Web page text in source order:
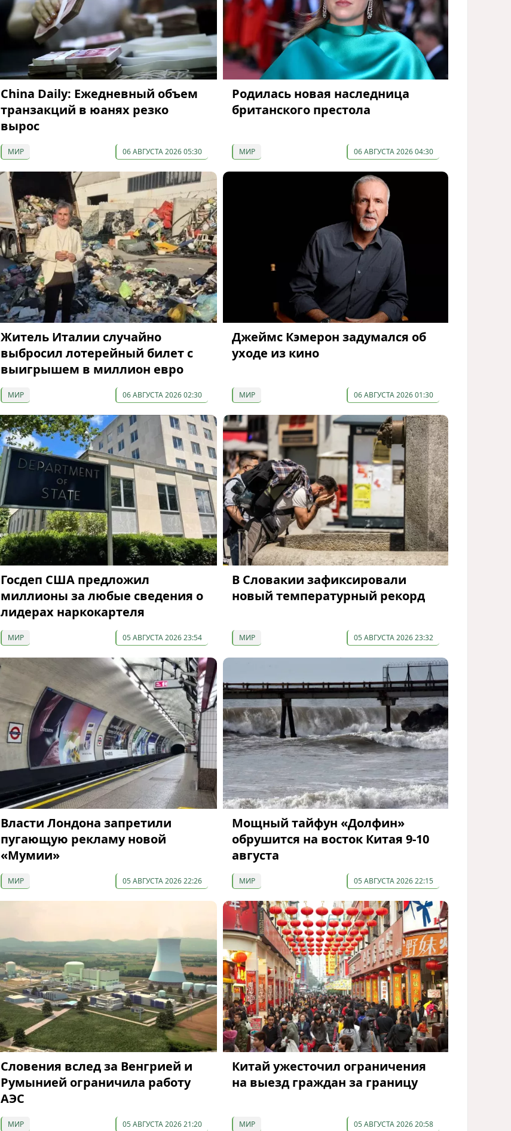
СТАТЬЯ МАТАНАТ НАСИБОВОЙ
1549 05 Августа 2026 08:26
China Daily: Ежедневный объем
транзакций в юанях резко
вырос
МИР 06 АВГУСТА 2026 05:30
Родилась новая наследница
британского престола
МИР 06 АВГУСТА 2026 04:30
Житель Италии случайно
выбросил лотерейный билет с
выигрышем в миллион евро
МИР 06 АВГУСТА 2026 02:30
Джеймс Кэмерон задумался об
уходе из кино
МИР 06 АВГУСТА 2026 01:30
Госдеп США предложил
миллионы за любые сведения о
лидерах наркокартеля
МИР 05 АВГУСТА 2026 23:54
В Словакии зафиксировали
новый температурный рекорд
МИР 05 АВГУСТА 2026 23:32
Власти Лондона запретили
пугающую рекламу новой
«Мумии»
МИР 05 АВГУСТА 2026 22:26
Мощный тайфун «Долфин»
обрушится на восток Китая 9-10
августа
МИР 05 АВГУСТА 2026 22:15
Словения вслед за Венгрией и
Румынией ограничила работу
АЭС
МИР 05 АВГУСТА 2026 21:20
Китай ужесточил ограничения
на выезд граждан за границу
МИР 05 АВГУСТА 2026 20:58